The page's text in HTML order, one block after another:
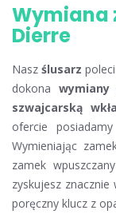
Wymiana
Dierre
Nasz ślusarz
dokona wymiany
szwajcarską
ofercie
Wymieniając
zamek
zyskujesz
poręczny klucz z